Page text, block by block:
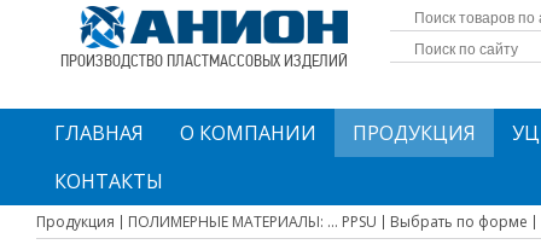
ПРОИЗВОДСТВО ПЛАСТМАССОВЫХ ИЗДЕЛИЙ
ГЛАВНАЯ О КОМПАНИИ ПРОДУКЦИЯ
КОНТАКТЫ
Продукция ПОЛИМЕРНЫЕ МАТЕРИАЛЫ: ... PPSU Выбрать по форме